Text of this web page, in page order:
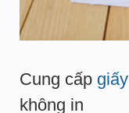
Cung cấp
không in